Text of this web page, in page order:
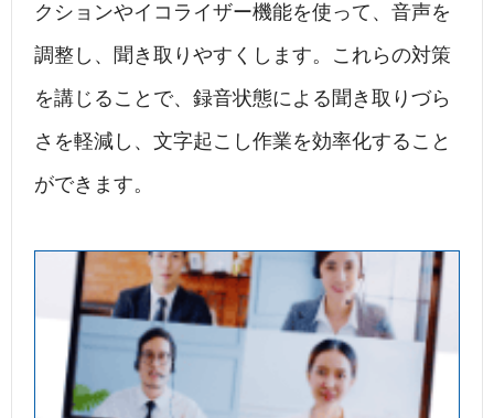
クションやイコライザー機能を使って、音声を
調整し、聞き取りやすくします。これらの対策
を講じることで、録音状態による聞き取りづら
さを軽減し、文字起こし作業を効率化すること
ができます。